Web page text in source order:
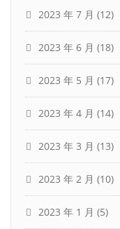
2023 年 7 月 (12)
2023 年 6 月 (18)
2023 年 5 月 (17)
2023 年 4 月 (14)
2023 年 3 月 (13)
2023 年 2 月 (10)
2023 年 1 月 (5)